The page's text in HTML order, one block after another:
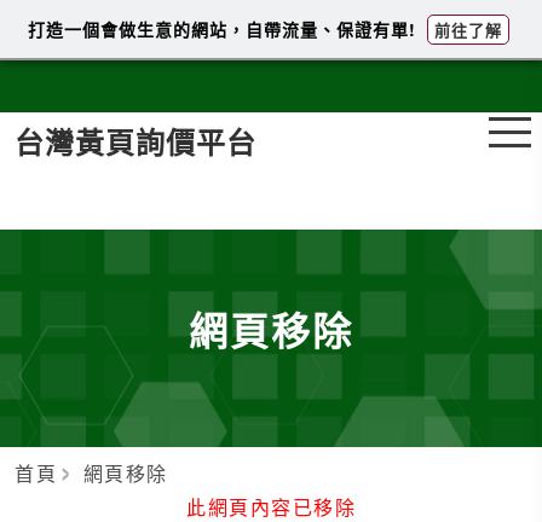
台灣黃頁詢價平台
網頁移除
首頁
網頁移除
此網頁內容已移除
打造一個會做生意的網站，自帶流量、保證有單! 前往了解